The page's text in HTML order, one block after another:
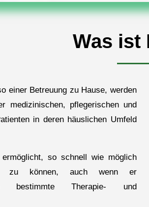
Was ist
einer Betreuung zu Hause, werden
medizinischen, pflegerischen und
in deren häuslichen Umfeld
so schnell wie möglich
zu können, auch wenn er
bestimmte Therapie- und